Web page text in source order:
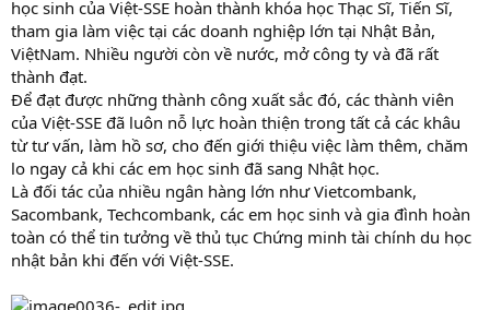
học sinh của Việt-SSE hoàn thành khóa học Thạc Sĩ, Tiến Sĩ,
tham gia làm việc tại các doanh nghiệp lớn tại Nhật Bản,
ViệtNam. Nhiều người còn về nước, mở công ty và đã rất
thành đạt.
Để đạt được những thành công xuất sắc đó, các thành viên
của Việt-SSE đã luôn nỗ lực hoàn thiện trong tất cả các khâu
từ tư vấn, làm hồ sơ, cho đến giới thiệu việc làm thêm, chăm
lo ngay cả khi các em học sinh đã sang Nhật học.
Là đối tác của nhiều ngân hàng lớn như Vietcombank,
Sacombank, Techcombank, các em học sinh và gia đình hoàn
toàn có thể tin tưởng về thủ tục Chứng minh tài chính du học
nhật bản khi đến với Việt-SSE.